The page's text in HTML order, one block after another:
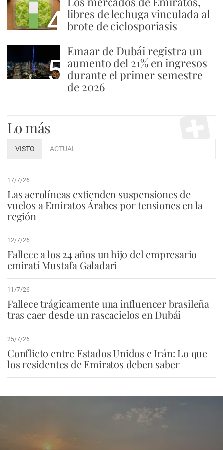
4 libres de lechuga vinculada al
brote de ciclosporiasis
5
Emaar de Dubái registra un
aumento del 21% en ingresos
durante el primer semestre
de 2026
Lo más
VISTO ACTUAL
17/7/26
Las aerolíneas extienden suspensiones de
vuelos a Emiratos Árabes por tensiones en la
región
12/7/26
Fallece a los 24 años un hijo del empresario
emiratí Mustafa Galadari
11/7/26
Fallece trágicamente una influencer brasileña
tras caer desde un rascacielos en Dubái
25/7/26
Conflicto entre Estados Unidos e Irán: Lo que
los residentes de Emiratos deben saber